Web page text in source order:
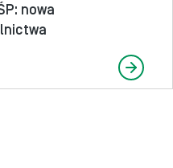
nowa